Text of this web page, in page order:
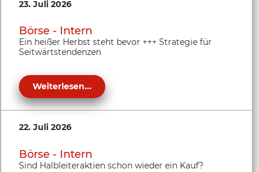
23. Juli 2026
Börse - Intern
Ein heißer Herbst steht bevor +++ Strategie für
Seitwärtstendenzen
Weiterlesen...
22. Juli 2026
Börse - Intern
Sind Halbleiteraktien schon wieder ein Kauf?